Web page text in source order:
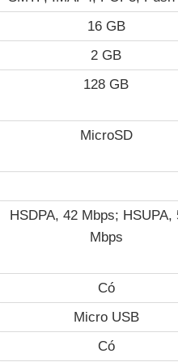
16 GB
2 GB
128 GB
MicroSD
HSDPA, 42 Mbps; HSUPA,
Mbps
Có
Micro USB
Có